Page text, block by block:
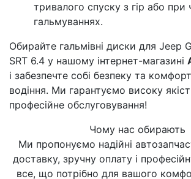
тривалого спуску з гір або при
гальмуваннях.
Обирайте гальмівні диски для Jeep
SRT 6.4 у нашому інтернет-магазині
і забезпечте собі безпеку та
водіння. Ми гарантуємо високу
професійне обслуговування!
Чому нас обирають
Ми пропонуємо надійні
доставку, зручну оплату і
все, що потрібно для вашого